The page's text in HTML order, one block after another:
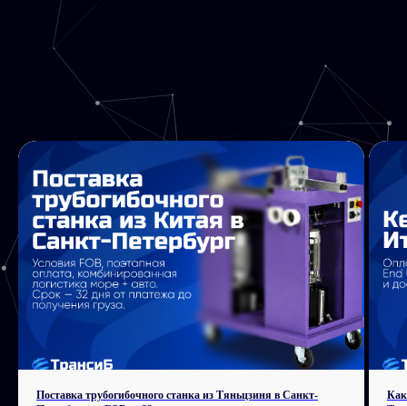
Полезная информация
Поставка трубогибочного станка из Тяньцзиня в Санкт-
Как